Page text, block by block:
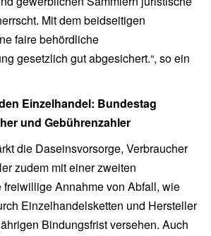
Mit dem beidseitigen
faire behördliche
gesetzlich gut abgesichert.“, so ein
Einzelhandel: Bundestag
und Gebührenzahler
die Daseinsvorsorge, Verbraucher
zudem mit einer zweiten
freiwillige Annahme von Abfall, wie
Einzelhandelsketten und Hersteller
Bindungsfrist versehen. Auch